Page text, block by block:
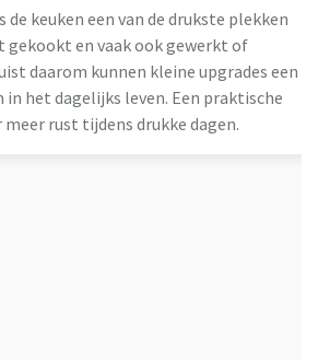
de keuken een van de drukste plekken
gekookt en vaak ook gewerkt of
daarom kunnen kleine upgrades een
het dagelijks leven. Een praktische
rust tijdens drukke dagen.